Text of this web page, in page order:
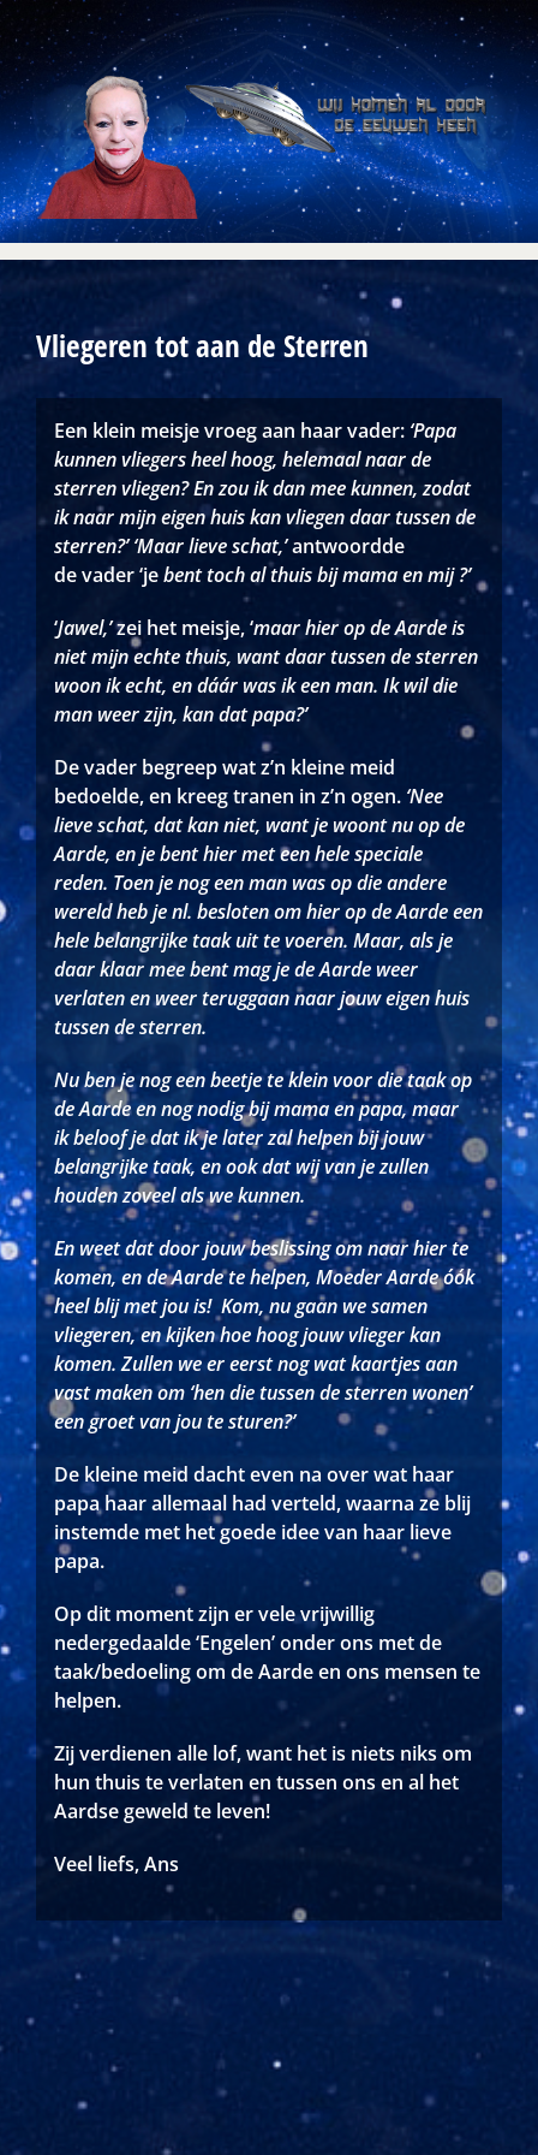
Skip
to
content
Vliegeren tot aan de Sterren
Een klein meisje vroeg aan haar vader: ‘Papa
kunnen vliegers heel hoog, helemaal naar de
sterren vliegen?En zou ik dan mee kunnen, zodat
ik naar mijn eigen huis kan vliegen daar tussen de
sterren?’‘Maar lieve schat,’antwoordde
de vader ‘jebent toch al thuis bij mama en mij ?’
‘Jawel,’zei het meisje, ‘maar hier op de Aarde is
niet mijn echte thuis, want daar tussen de sterren
woon ik echt, en dáár was ik een man. Ik wil die
man weer zijn, kan dat papa?’
De vader begreep wat z’n kleine meid
bedoelde, en kreeg tranen in z’n ogen. ‘Nee
lieve schat, dat kan niet, want je woont nu op de
Aarde, en je bent hier met een hele speciale
reden. Toen je nog een man was op die andere
wereld heb je nl. besloten om hier op de Aarde een
hele belangrijke taak uit te voeren. Maar, als je
daar klaar mee bent mag je de Aarde weer
verlaten en weer teruggaan naar jouw eigen huis
tussen de sterren.
Nu ben je nog een beetje te klein voor die taak op
de Aarde en nog nodig bij mama en papa, maar
ik beloof je dat ik je later zal helpen bij jouw
belangrijke taak, en ook dat wij van je zullen
houden zoveel als we kunnen.
En weet dat door jouw beslissing om naar hier te
komen, en de Aarde te helpen, Moeder Aarde óók
heel blij met jou is! Kom, nu gaan we samen
vliegeren, en kijken hoe hoog jouw vlieger kan
komen.Zullen we er eerst nog wat kaartjes aan
vast maken om ‘hen die tussen de sterren wonen’
een groet van jou te sturen?’
De kleine meid dacht even na over wat haar
papa haar allemaal had verteld, waarna ze blij
instemde met het goede idee van haar lieve
papa.
Op dit moment zijn er vele vrijwillig
nedergedaalde ‘Engelen’ onder ons met de
taak/bedoeling om de Aarde en ons mensen te
helpen.
Zij verdienen alle lof, want het is niets niks om
hun thuis te verlaten en tussen ons en al het
Aardse geweld te leven!
Veel liefs, Ans